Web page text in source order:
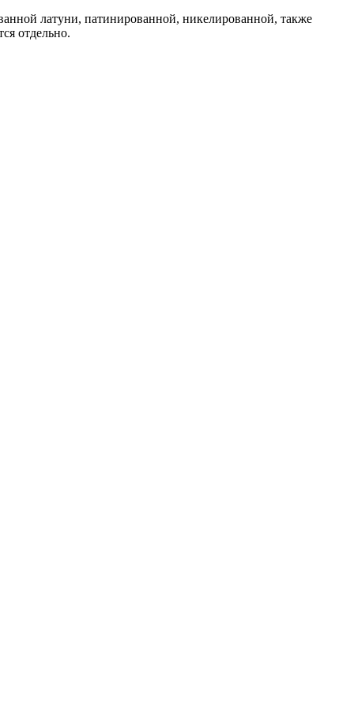
латуни, патинированной, никелированной, также
отдельно.